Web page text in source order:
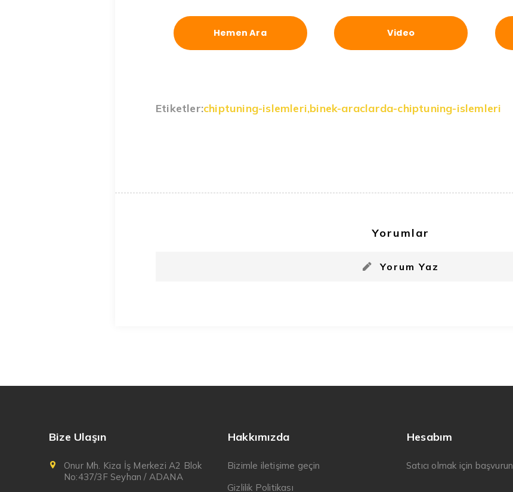
Hemen Ara Video
Etiketler:chiptuning-islemleri,binek-araclarda-chiptuning-islemleri
Yorumlar
Yorum Yaz
Bize Ulaşın
Onur Mh. Kiza İş Merkezi A2 Blok
No:437/3F Seyhan / ADANA
Hakkımızda
Bizimle iletişime geçin
Gizlilik Politikası
Hesabım
Satıcı olmak için başvurun